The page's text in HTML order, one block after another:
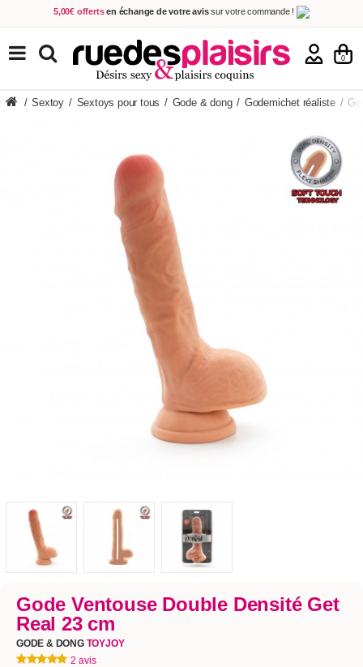
5,00€ offerts en échange de votre avissur votre commande !
Achetez aujourd'hui. Décidez quand payer !
Livraison en 48h
au prix de 2,90 € ! (Offerte dès 69,00€ d'achat)
0
TOUS NOS PRODUITS
/ Sextoy / Sextoys pour tous / Gode & dong / Godemichet réaliste /
Gode Ventouse Double Densité Get
Real 23 cm
GODE & DONG TOYJOY
2 avis